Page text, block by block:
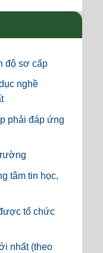
độ sơ cấp
nghề
phải đáp ứng
tâm tin học,
tổ chức
nhất (theo